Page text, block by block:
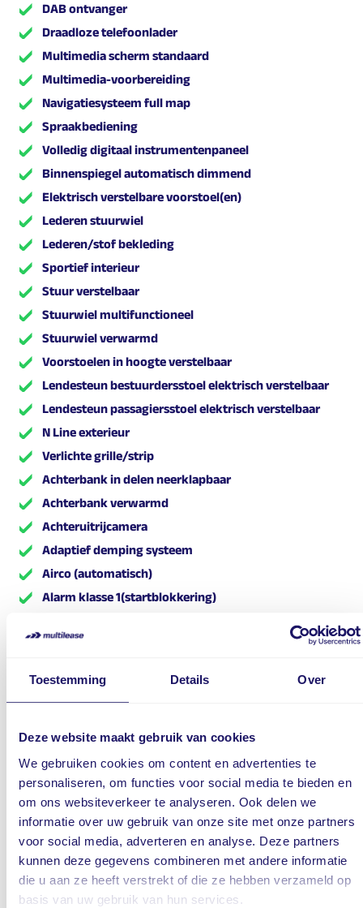
Toestemming Details Over
Deze website maakt gebruik van cookies
We gebruiken cookies om content en advertenties te
personaliseren, om functies voor social media te bieden en
om ons websiteverkeer te analyseren. Ook delen we
informatie over uw gebruik van onze site met onze partners
voor social media, adverteren en analyse. Deze partners
kunnen deze gegevens combineren met andere informatie
die u aan ze heeft verstrekt of die ze hebben verzameld op
basis van uw gebruik van hun services.
DAB ontvanger
Draadloze telefoonlader
Multimedia scherm standaard
Multimedia-voorbereiding
Navigatiesysteem full map
Spraakbediening
Volledig digitaal instrumentenpaneel
Binnenspiegel automatisch dimmend
Elektrisch verstelbare voorstoel(en)
Lederen stuurwiel
Lederen/stof bekleding
Sportief interieur
Stuur verstelbaar
Stuurwiel multifunctioneel
Stuurwiel verwarmd
Voorstoelen in hoogte verstelbaar
Lendesteun bestuurdersstoel elektrisch verstelbaar
Lendesteun passagiersstoel elektrisch verstelbaar
N Line exterieur
Verlichte grille/strip
Achterbank in delen neerklapbaar
Achterbank verwarmd
Achteruitrijcamera
Adaptief demping systeem
Airco (automatisch)
Alarm klasse 1(startblokkering)
Autonomous Emergency Braking
Bagagedek
Bandenspanningscontrolesysteem
Bestuurdersairbag
Buitenspiegels elektrisch verstel- en verwarmbaar
Centrale airbag voor
Centrale deurvergrendeling met afstandsbediening
Cruise control adaptief met Stop&Go en stuurhulp
Dimlichten automatisch